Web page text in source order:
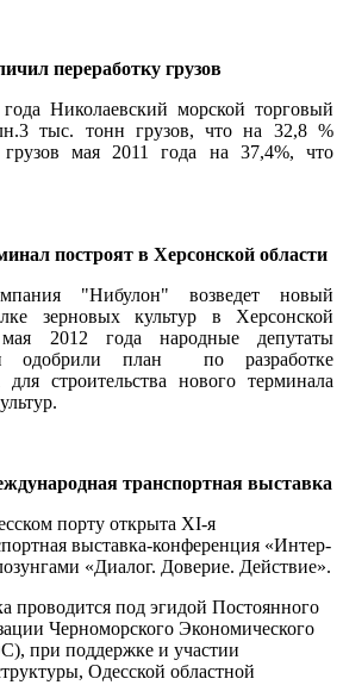
переработку грузов
Николаевский морской торговый
тыс. тонн грузов, что на 32,8 %
грузов мая 2011 года на 37,4%, что
построят в Херсонской области
"Нибулон" возведет новый
зерновых культур в Херсонской
2012 года народные депутаты
одобрили план по разработке
строительства нового терминала
транспортная выставка
порту открыта XI-я
выставка-конференция «Интер-
«Диалог. Доверие. Действие».
проводится под эгидой Постоянного
Черноморского Экономического
при поддержке и участии
Одесской областной